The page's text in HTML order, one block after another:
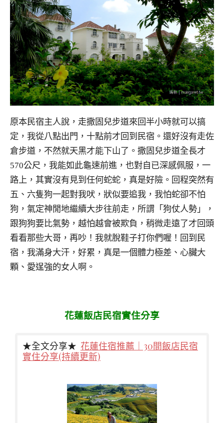
原本民宿主人說，走撒固兒步道來回半小時就可以搞
定，我從八點出門，十點前才回到民宿。還好沒有走佐
倉步道，不然就天黑才能下山了。撒固兒步道全長才
570公尺，我能如此龜速前進，也對自已深感佩服，一
路上，其實沒有見到任何蛇蛇，真是好險。回程突然有
五、六隻狗一起對我吠，狀似要追我，我怕蛇卻不怕
狗，氣定神閒地繼續大步往前走，所謂「狗仗人勢」，
跟狗狗要比氣勢，越怕越會被欺負，稍微走遠了才回頭
看看那些大哥，再吵！我就脫鞋子打你們喔！回到民
宿，我滿身大汗，好累，真是一個體力極差、心臟大
顆、愛逞強的女人啊。
花蓮飯店民宿實住分享
★全文分享★ 花蓮住宿推薦｜30間飯店民宿
實住分享(持續更新)